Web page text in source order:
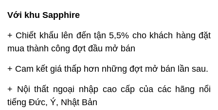
Với khu Sapphire
+ Chiết khấu lên đến tận 5,5% cho khách hàng đặt
mua thành công đợt đầu mở bán
+ Cam kết giá thấp hơn những đợt mở bán lần sau.
+ Nội thất ngoại nhập cao cấp của các hãng nổi
tiếng Đức, Ý, Nhật Bản